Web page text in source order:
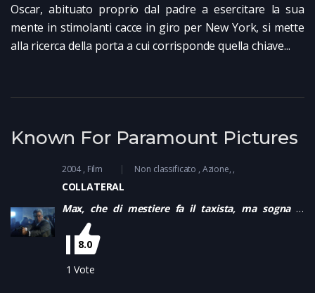
Oscar, abituato proprio dal padre a esercitare la sua
mente in stimolanti cacce in giro per New York, si mette
alla ricerca della porta a cui corrisponde quella chiave...
Known For Paramount Pictures
2004 Film Non classificato Azione
COLLATERAL
Max, che di mestiere fa il taxista, ma sogna di
possedere una compagnia di limousine, nella
stessa notte carica sulla sua macchina prima
un’affascinante procuratore distrettuale e poi uno
spietato killer che ha l’incarico di eliminare i cinque
8.0
1 Vote